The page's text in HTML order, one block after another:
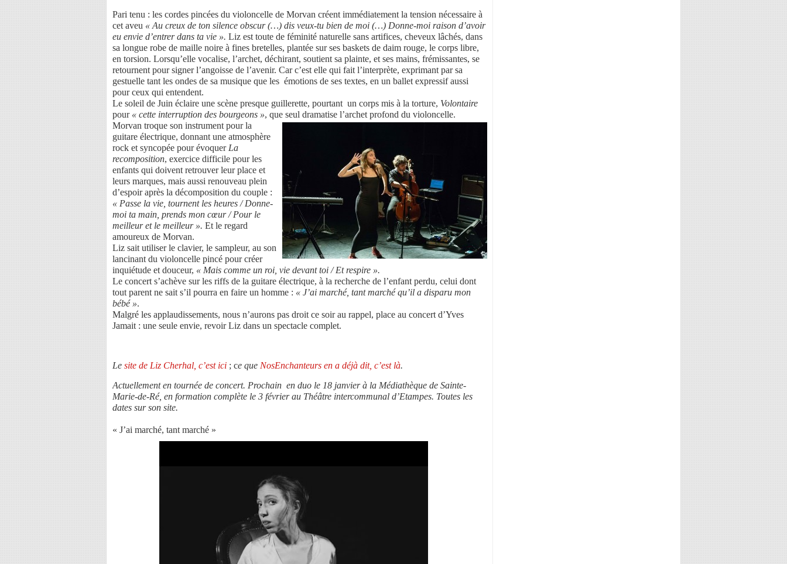
Pari tenu : les cordes pincées du violoncelle de Morvan créent immédiatement la tension nécessaire à
cet aveu « Au creux de ton silence obscur (…) dis veux-tu bien de moi (…) Donne-moi raison d’avoir
eu envie d’entrer dans ta vie ». Liz est toute de féminité naturelle sans artifices, cheveux lâchés, dans
sa longue robe de maille noire à fines bretelles, plantée sur ses baskets de daim rouge, le corps libre,
en torsion. Lorsqu’elle vocalise, l’archet, déchirant, soutient sa plainte, et ses mains, frémissantes, se
retournent pour signer l’angoisse de l’avenir. Car c’est elle qui fait l’interprète, exprimant par sa
gestuelle tant les ondes de sa musique que les émotions de ses textes, en un ballet expressif aussi
pour ceux qui entendent.
Le soleil de Juin éclaire une scène presque guillerette, pourtant un corps mis à la torture, Volontaire
pour « cette interruption des bourgeons », que seul dramatise l’archet profond du violoncelle.
Morvan troque son instrument pour la
guitare électrique, donnant une atmosphère
rock et syncopée pour évoquer La
recomposition, exercice difficile pour les
enfants qui doivent retrouver leur place et
leurs marques, mais aussi renouveau plein
d’espoir après la décomposition du couple :
« Passe la vie, tournent les heures / Donne-
moi ta main, prends mon cœur / Pour le
meilleur et le meilleur ». Et le regard
amoureux de Morvan.
Liz sait utiliser le clavier, le sampleur, au son
lancinant du violoncelle pincé pour créer
inquiétude et douceur, « Mais comme un roi, vie devant toi / Et respire ».
Le concert s’achève sur les riffs de la guitare électrique, à la recherche de l’enfant perdu, celui dont
tout parent ne sait s’il pourra en faire un homme : « J’ai marché, tant marché qu’il a disparu mon
bébé ».
Malgré les applaudissements, nous n’aurons pas droit ce soir au rappel, place au concert d’Yves
Jamait : une seule envie, revoir Liz dans un spectacle complet.
Le site de Liz Cherhal, c’est ici ; ce que NosEnchanteurs en a déjà dit, c’est là.
Actuellement en tournée de concert. Prochain en duo le 18 janvier à la Médiathèque de Sainte-
Marie-de-Ré, en formation complète le 3 février au Théâtre intercommunal d’Etampes. Toutes les
dates sur son site.
« J’ai marché, tant marché »